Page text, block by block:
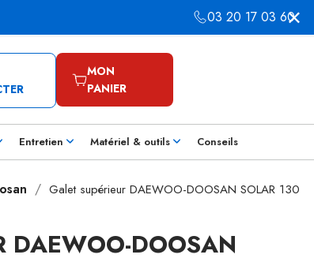
03 20 17 03 60
MON
PANIER
Entretien Matériel & outils Conseils
Galet supérieur DAEWOO-DOOSAN SOLAR 130
DAEWOO-DOOSAN